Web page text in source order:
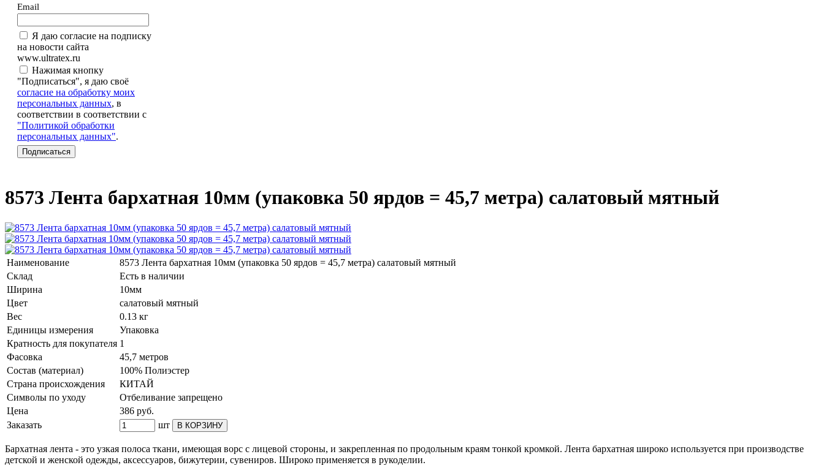
Email
Я даю согласие на подписку
на новости сайта
www.ultratex.ru
Нажимая кнопку
"Подписаться", я даю своё
согласие на обработку моих
персональных данных, в
соответствии в соответствии с
"Политикой обработки
персональных данных".
8573 Лента бархатная 10мм (упаковка 50 ярдов = 45,7 метра) салатовый мятный
Наименование
8573 Лента бархатная 10мм (упаковка 50 ярдов = 45,7 метра) салатовый мятный
Склад
Есть в наличии
Ширина
10мм
Цвет
салатовый мятный
Вес
0.13 кг
Единицы измерения
Упаковка
Кратность для покупателя 1
Фасовка
45,7 метров
Состав (материал)
100% Полиэстер
Страна происхождения
КИТАЙ
Символы по уходу
Отбеливание запрещено
Цена
386 руб.
Заказать
шт В КОРЗИНУ
Бархатная лента - это узкая полоса ткани, имеющая ворс с лицевой стороны, и закрепленная по продольным краям тонкой кромкой. Лента бархатная широко используется при производстве
детской и женской одежды, аксессуаров, бижутерии, сувениров. Широко применяется в рукоделии.